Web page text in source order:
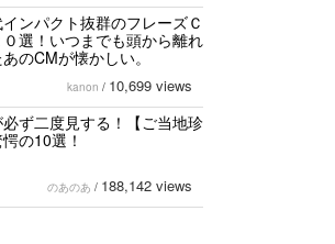
ンパクト抜群のフレーズＣ
０選！いつまでも頭から離れ
のCMが懐かしい。
kanon / 10,699 views
ず二度見する！【ご当地珍
の10選！
のあのあ / 188,142 views